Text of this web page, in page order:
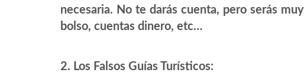
necesaria. No te darás cuenta, pero serás
bolso, cuentas dinero, etc…
2. Los Falsos Guías Turísticos: